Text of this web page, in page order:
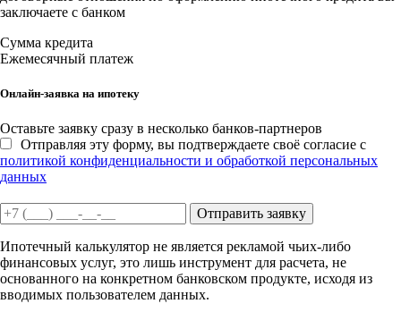
заключаете с банком
Сумма кредита
Ежемесячный платеж
Онлайн-заявка на ипотеку
Оставьте заявку сразу в несколько банков-партнеров
Отправляя эту форму, вы подтверждаете своё согласие с
политикой конфиденциальности и обработкой персональных
данных
Отправить заявку
Ипотечный калькулятор не является рекламой чьих-либо
финансовых услуг, это лишь инструмент для расчета, не
основанного на конкретном банковском продукте, исходя из
вводимых пользователем данных.